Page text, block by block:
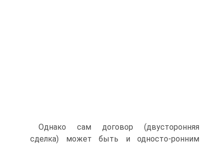
Однако сам договор (двусторонняя
сделка) может быть и односто-ронним